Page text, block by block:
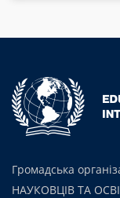
Громадська
НАУКОВЦІВ ТА